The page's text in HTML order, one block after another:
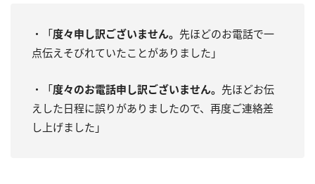
・「度々申し訳ございません。 先ほどのお電話で一
点伝えそびれていたことがありました」
・「度々のお電話申し訳ございません。 先ほどお伝
えした日程に誤りがありましたので、再度ご連絡差
し上げました」